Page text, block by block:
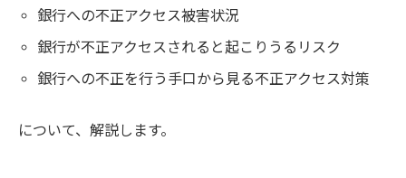
銀行への不正アクセス被害状況
銀行が不正アクセスされると起こりうるリスク
銀行への不正を行う手口から見る不正アクセス対策
について、解説します。